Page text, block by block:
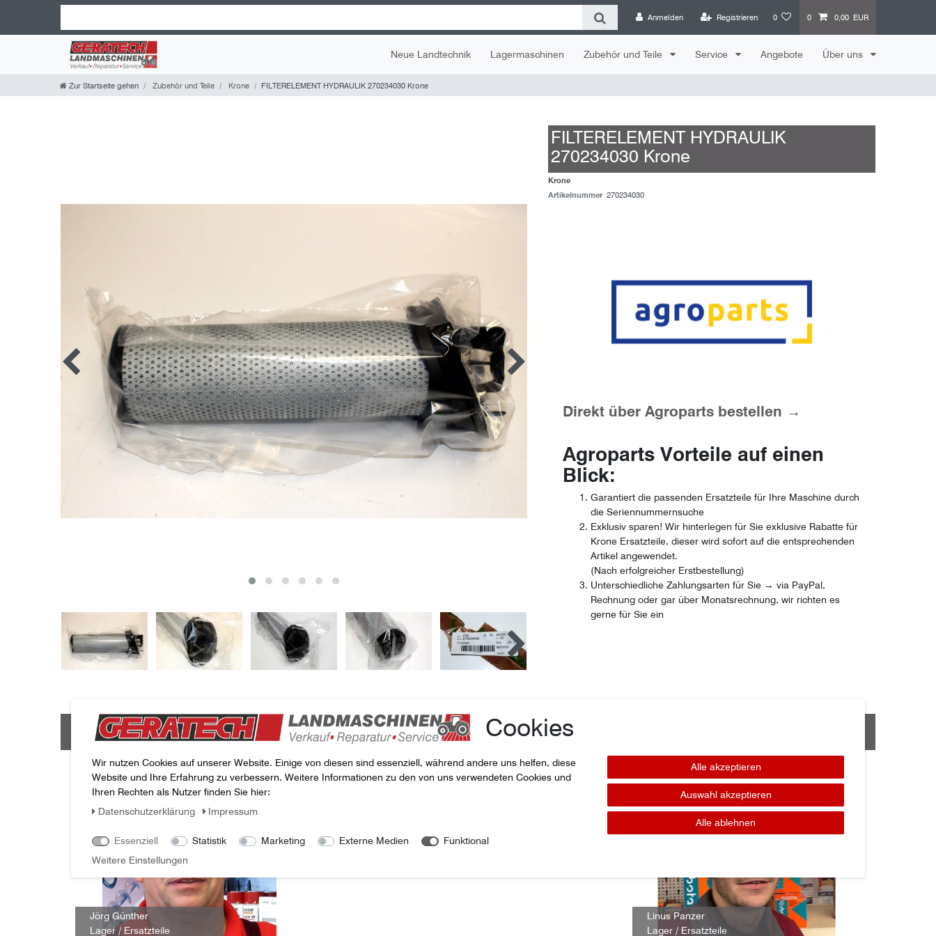
Anmelden Registrieren 0 0 0,00 EUR
Neue Landtechnik Lagermaschinen Zubehör und Teile Service Angebote Über uns
Zur Startseite gehen Zubehör und Teile Krone FILTERELEMENT HYDRAULIK 270234030 Krone
FILTERELEMENT HYDRAULIK
270234030 Krone
Krone
Artikelnummer 270234030
Direkt über Agroparts bestellen →
Agroparts Vorteile auf einen
Blick:
Garantiert die passenden Ersatzteile für Ihre Maschine durch
die Seriennummernsuche
Exklusiv sparen! Wir hinterlegen für Sie exklusive Rabatte für
Krone Ersatzteile, dieser wird sofort auf die entsprechenden
Artikel angewendet.
(Nach erfolgreicher Erstbestellung)
Unterschiedliche Zahlungsarten für Sie → via PayPal,
Rechnung oder gar über Monatsrechnung, wir richten es
gerne für Sie ein
Haben Sie Fragen zu unserer Agrar-Technik?
Jörg Günther
Lager / Ersatzteile
Linus Panzer
Lager / Ersatzteile
Cookies
Wir nutzen Cookies auf unserer Website. Einige von diesen sind essenziell, während andere uns helfen, diese
Website und Ihre Erfahrung zu verbessern. Weitere Informationen zu den von uns verwendeten Cookies und
Ihren Rechten als Nutzer finden Sie hier:
Daten­schutz­erklärung
Impressum
Essenziell Statistik Marketing Externe Medien
Funktional
Weitere Einstellungen
Alle akzeptieren
Auswahl akzeptieren
Alle ablehnen